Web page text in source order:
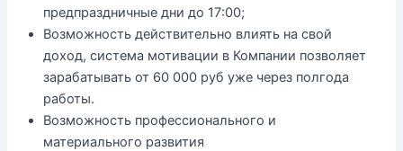
предпраздничные дни до 17:00;
Возможность действительно влиять на свой
доход, система мотивации в Компании позволяет
зарабатывать от 60 000 руб уже через полгода
работы.
Возможность профессионального и
материального развития